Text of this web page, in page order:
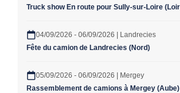
Truck show En route pour Sully-sur-Loire
04/09/2026 - 06/09/2026 | Landrecies
Fête du camion de Landrecies (Nord)
05/09/2026 - 06/09/2026 | Mergey
Rassemblement de camions à Mergey (Aube)